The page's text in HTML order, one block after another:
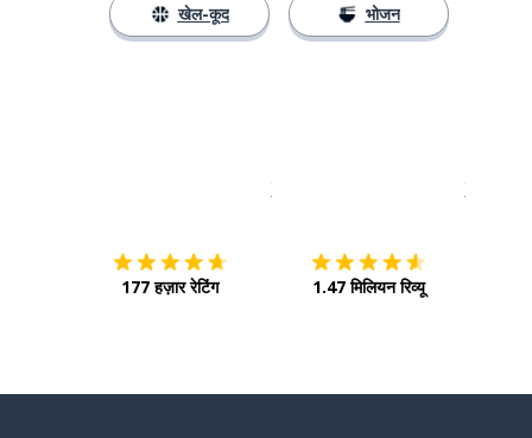
खेल-कूद भोजन
इस पर डाउनलोड करें ऐप स्टोर
177 हज़ार रेटिंग
इसे चालू
1.47 मिलियन रिव्यू